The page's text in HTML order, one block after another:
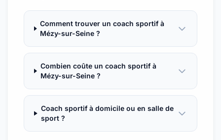
Comment trouver un coach sportif à
Mézy-sur-Seine ?
Combien coûte un coach sportif à
Mézy-sur-Seine ?
Coach sportif à domicile ou en salle de
sport ?